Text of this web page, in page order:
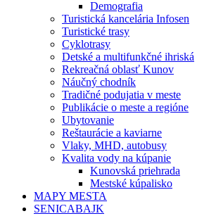
Demografia
Turistická kancelária Infosen
Turistické trasy
Cyklotrasy
Detské a multifunkčné ihriská
Rekreačná oblasť Kunov
Náučný chodník
Tradičné podujatia v meste
Publikácie o meste a regióne
Ubytovanie
Reštaurácie a kaviarne
Vlaky, MHD, autobusy
Kvalita vody na kúpanie
Kunovská priehrada
Mestské kúpalisko
MAPY MESTA
SENICABAJK